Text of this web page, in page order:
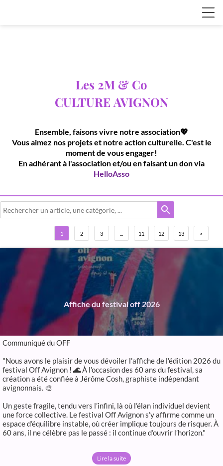
Les 2M & Co
CULTURE AVIGNON
Ensemble, faisons vivre notre association💖
Vous aimez nos projets et notre action culturelle. C'est le
moment de vous engager!
En adhérant à l'association et/ou en faisant un don via
HelloAsso
search
1 2 3 11 12 13 >
Affiche du festival off 2026
Communiqué du OFF
"Nous avons le plaisir de vous dévoiler l'affiche de l'édition 2026 du
festival Off Avignon ! 🌊À l’occasion des 60 ans du festival, sa
création a été confiée à Jérôme Cosh, graphiste indépendant
avignonnais. 🎨
Un geste fragile, tendu vers l’infini, là où l’élan individuel devient
une force collective. Le festival Off Avignon s’y affirme comme un
espace d’équilibre instable, où créer implique toujours de risquer. À
60 ans, il ne célèbre pas le passé : il continue d’ouvrir l’horizon."
Lire la suite